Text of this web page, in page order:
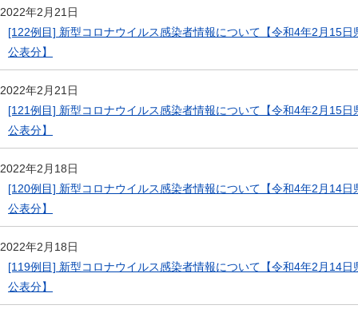
2022年2月21日
[122例目] 新型コロナウイルス感染者情報について【令和4年2月15日
公表分】
2022年2月21日
[121例目] 新型コロナウイルス感染者情報について【令和4年2月15日
公表分】
2022年2月18日
[120例目] 新型コロナウイルス感染者情報について【令和4年2月14日
公表分】
2022年2月18日
[119例目] 新型コロナウイルス感染者情報について【令和4年2月14日
公表分】